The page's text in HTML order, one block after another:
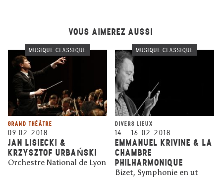
VOUS AIMEREZ AUSSI
MUSIQUE CLASSIQUE
GRAND THÉÂTRE
09.02.2018
JAN LISIECKI &
KRZYSZTOF URBAŃSKI
Orchestre National de Lyon
MUSIQUE CLASSIQUE
DIVERS LIEUX
14 – 16.02.2018
EMMANUEL KRIVINE & LA
CHAMBRE
PHILHARMONIQUE
Bizet, Symphonie en ut